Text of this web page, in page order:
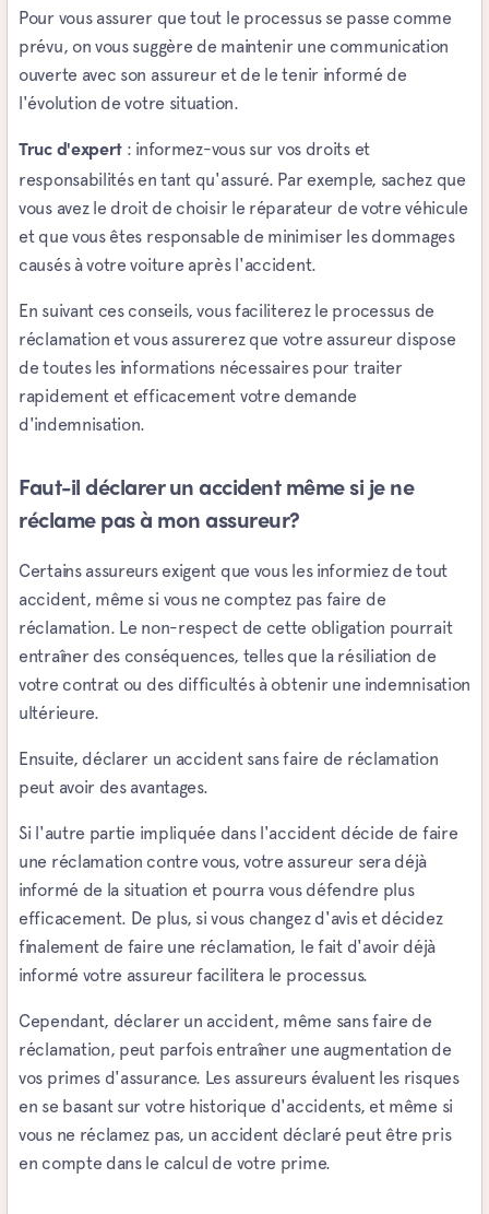
Pour vous assurer que tout le processus se passe comme
prévu, on vous suggère de maintenir une communication
ouverte avec son assureur et de le tenir informé de
l'évolution de votre situation.
Truc d'expert : informez-vous sur vos droits et
responsabilités en tant qu'assuré. Par exemple, sachez que
vous avez le droit de choisir le réparateur de votre véhicule
et que vous êtes responsable de minimiser les dommages
causés à votre voiture après l'accident.
En suivant ces conseils, vous faciliterez le processus de
réclamation et vous assurerez que votre assureur dispose
de toutes les informations nécessaires pour traiter
rapidement et efficacement votre demande
d'indemnisation.
Faut-il déclarer un accident même si je ne
réclame pas à mon assureur?
Certains assureurs exigent que vous les informiez de tout
accident, même si vous ne comptez pas faire de
réclamation. Le non-respect de cette obligation pourrait
entraîner des conséquences, telles que la résiliation de
votre contrat ou des difficultés à obtenir une indemnisation
ultérieure.
Ensuite, déclarer un accident sans faire de réclamation
peut avoir des avantages.
Si l'autre partie impliquée dans l'accident décide de faire
une réclamation contre vous, votre assureur sera déjà
informé de la situation et pourra vous défendre plus
efficacement. De plus, si vous changez d'avis et décidez
finalement de faire une réclamation, le fait d'avoir déjà
informé votre assureur facilitera le processus.
Cependant, déclarer un accident, même sans faire de
réclamation, peut parfois entraîner une augmentation de
vos primes d'assurance. Les assureurs évaluent les risques
en se basant sur votre historique d'accidents, et même si
vous ne réclamez pas, un accident déclaré peut être pris
en compte dans le calcul de votre prime.